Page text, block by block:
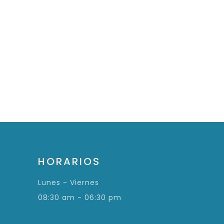
HORARIOS
Lunes - Viernes
08:30 am - 06:30 pm